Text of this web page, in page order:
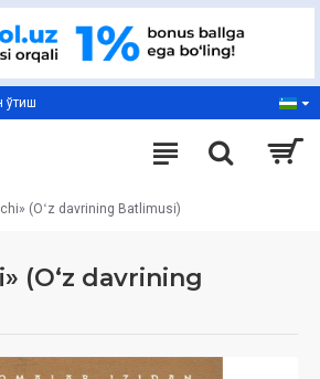
ўтиш
(Oʻz davrining Batlimusi)
(Oʻz davrining